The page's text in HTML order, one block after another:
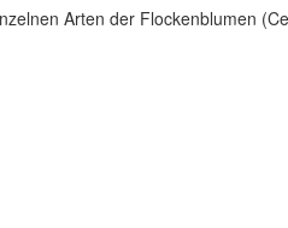
Arten der Flockenblumen